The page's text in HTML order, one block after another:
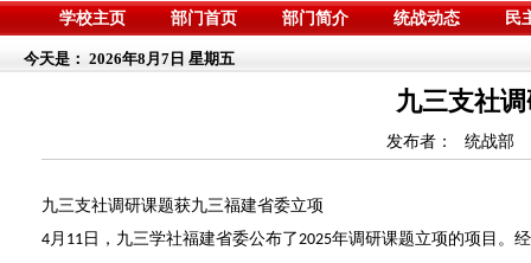
学校主页 部门首页 部门简介 统战动态 民
今天是： 2026年8月7日 星期五
九三支社
发布者： 统战部
九三支社调研课题获九三福建省委立项
4月 11 日，九三学社福建省委公布了2025年调研课题立项的项目。